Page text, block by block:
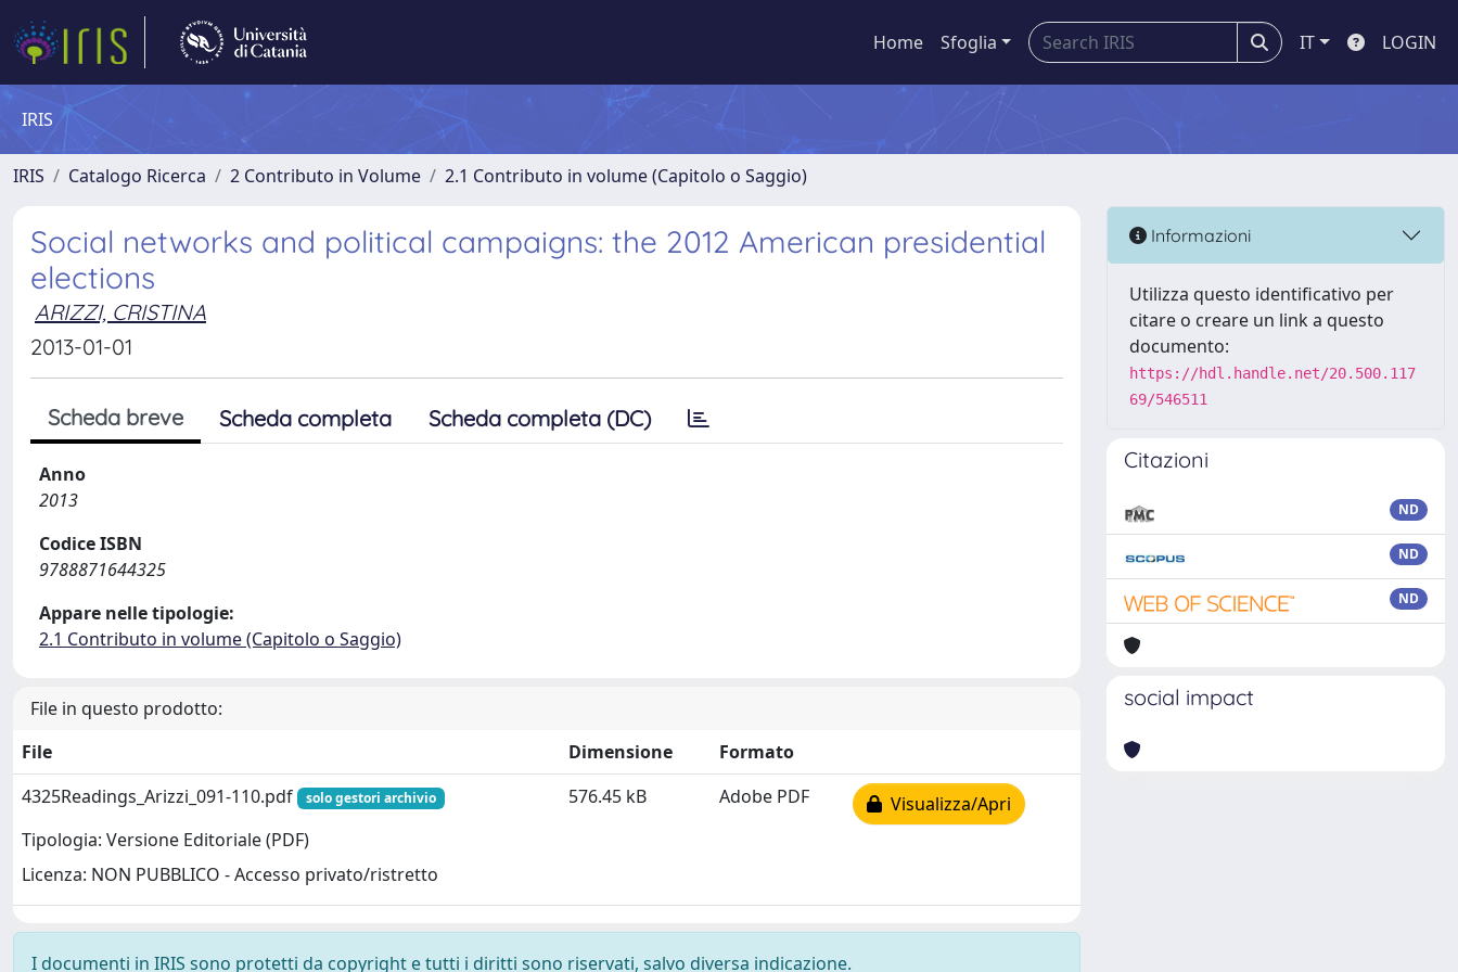
Home Sfoglia IT LOGIN
IRIS
IRIS Catalogo Ricerca 2 Contributo in Volume 2.1 Contributo in volume (Capitolo o Saggio)
Social networks and political campaigns: the 2012 American presidential
elections
ARIZZI, CRISTINA
2013-01-01
Scheda breve Scheda completa Scheda completa (DC)
Anno
2013
Codice ISBN
9788871644325
Appare nelle tipologie:
2.1 Contributo in volume (Capitolo o Saggio)
File in questo prodotto:
File
Dimensione
Formato
4325Readings_Arizzi_091-110.pdf
solo gestori archivio
Tipologia: Versione Editoriale (PDF)
Licenza: NON PUBBLICO - Accesso privato/ristretto
576.45 kB Adobe PDF Visualizza/Apri
I documenti in IRIS sono protetti da copyright e tutti i diritti sono riservati, salvo diversa indicazione.
Informazioni
Utilizza questo identificativo per
citare o creare un link a questo
documento:
https://hdl.handle.net/20.500.117
69/546511
Citazioni
ND
ND
ND
social impact